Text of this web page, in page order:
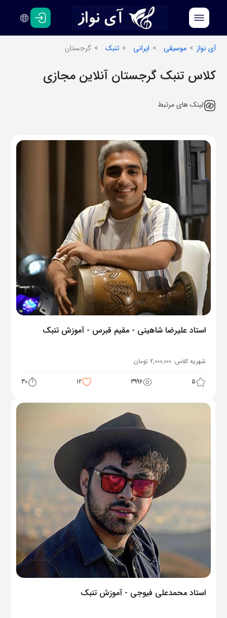
فارسی
انگلیسی
آی نواز
موسیقی ایرانی تنبک گرجستان
کلاس تنبک گرجستان آنلاین مجازی
لینک های مرتبط
استاد علیرضا شاهینی - مقیم قبرس - آموزش تنبک
شهریه کلاس: 2,000,000 تومان
5
3996
12
30
استاد محمدعلی فیوجی - آموزش تنبک